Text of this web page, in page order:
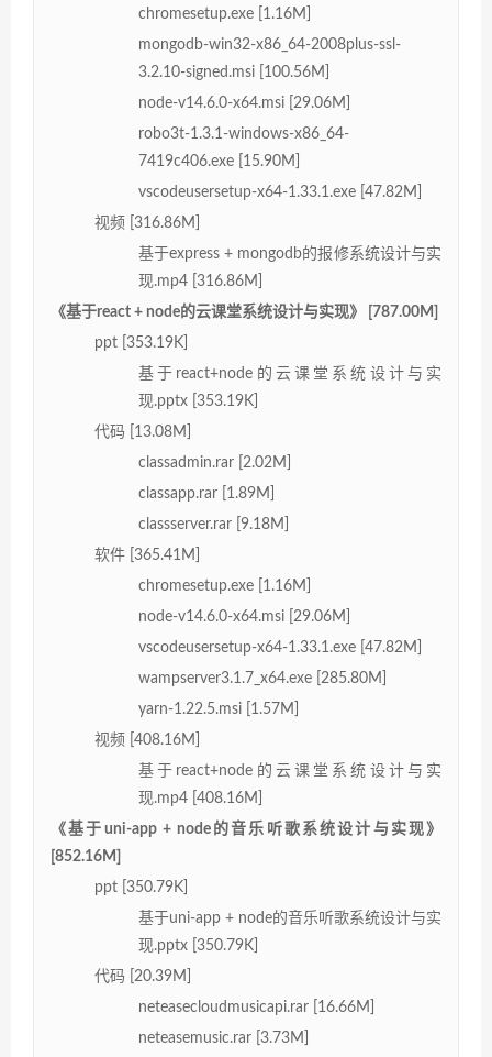
chromesetup.exe [1.16M]
mongodb-win32-x86_64-2008plus-ssl-
3.2.10-signed.msi [100.56M]
node-v14.6.0-x64.msi [29.06M]
robo3t-1.3.1-windows-x86_64-
7419c406.exe [15.90M]
vscodeusersetup-x64-1.33.1.exe [47.82M]
视频 [316.86M]
基于express + mongodb的报修系统设计与实
现.mp4 [316.86M]
《基于react + node的云课堂系统设计与实现》 [787.00M]
ppt [353.19K]
基于react+node的云课堂系统设计与实
现.pptx [353.19K]
代码 [13.08M]
classadmin.rar [2.02M]
classapp.rar [1.89M]
classserver.rar [9.18M]
软件 [365.41M]
chromesetup.exe [1.16M]
node-v14.6.0-x64.msi [29.06M]
vscodeusersetup-x64-1.33.1.exe [47.82M]
wampserver3.1.7_x64.exe [285.80M]
yarn-1.22.5.msi [1.57M]
视频 [408.16M]
基于react+node的云课堂系统设计与实
现.mp4 [408.16M]
《基于uni-app + node的音乐听歌系统设计与实现》
[852.16M]
ppt [350.79K]
基于uni-app + node的音乐听歌系统设计与实
现.pptx [350.79K]
代码 [20.39M]
neteasecloudmusicapi.rar [16.66M]
neteasemusic.rar [3.73M]